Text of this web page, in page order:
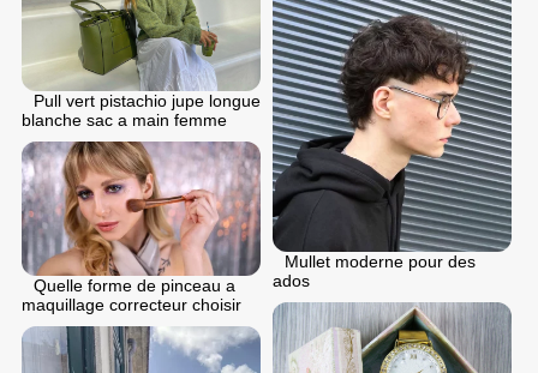
Pull vert pistachio jupe longue
blanche sac a main femme
Mullet moderne pour des
ados
Quelle forme de pinceau a
maquillage correcteur choisir